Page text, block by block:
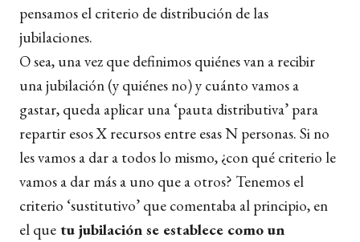
pensamos el criterio de distribución de las
jubilaciones.
O sea, una vez que definimos quiénes van a recibir
una jubilación (y quiénes no) y cuánto vamos a
gastar, queda aplicar una ‘pauta distributiva’ para
repartir esos X recursos entre esas N personas. Si no
les vamos a dar a todos lo mismo, ¿con qué criterio le
vamos a dar más a uno que a otros? Tenemos el
criterio ‘sustitutivo’ que comentaba al principio, en
el que tu jubilación se establece como un